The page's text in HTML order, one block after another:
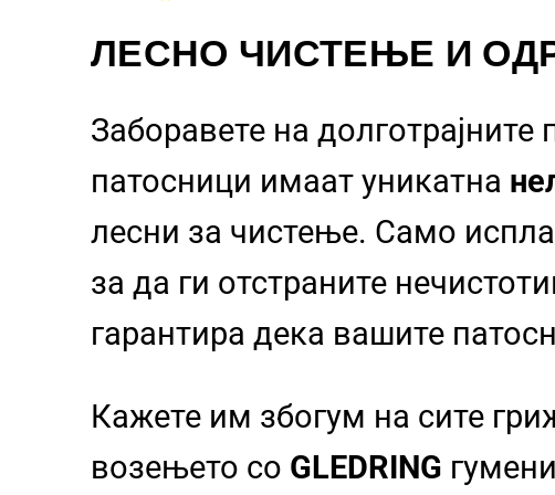
ЛЕСНО ЧИСТЕЊЕ И
Заборавете на
патосници имаат уникатна
лесни за чистење. Само
за да ги отстраните
гарантира дека вашите
Кажете им збогум на сите
возењето со GLEDRING